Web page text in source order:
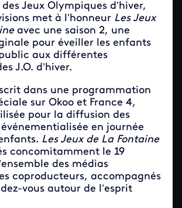
des Jeux Olympiques d’hiver,
met à l’honneur Les Jeux
avec une saison 2, une
pour éveiller les enfants
aux différentes
J.O. d’hiver.
dans une programmation
sur Okoo et France 4,
pour la diffusion des
en journée
Les Jeux de La Fontaine
concomitamment le 19
des médias
coproducteurs, accompagnés
vous autour de l’esprit